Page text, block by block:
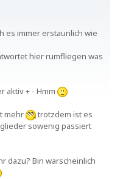
es immer erstaunlich wie
hier rumfliegen was
aktiv + - Hmm
mehr
trotzdem ist es
sowenig passiert
dazu? Bin warscheinlich